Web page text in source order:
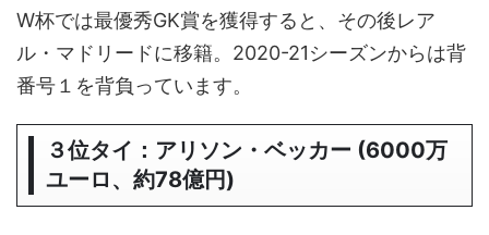
W杯では最優秀GK賞を獲得すると、その後レア
ル・マドリードに移籍。2020-21シーズンからは背
番号１を背負っています。
３位タイ：アリソン・ベッカー (6000万
ユーロ、約78億円)